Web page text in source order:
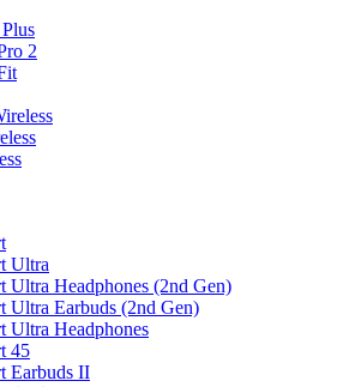
2
Ultra
Ultra Headphones (2nd Gen)
Ultra Earbuds (2nd Gen)
Ultra Headphones
45
Earbuds II